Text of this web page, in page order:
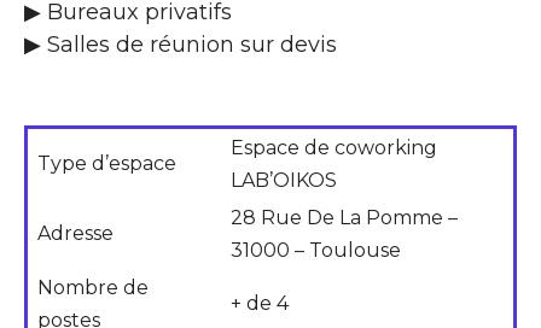
▶ Bureaux privatifs
▶ Salles de réunion sur devis
Type d’espace
Espace de coworking
LAB’OIKOS
Adresse
28 Rue De La Pomme –
31000 – Toulouse
Nombre de
postes
+ de 4